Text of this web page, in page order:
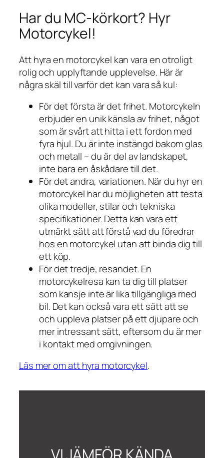
Har du MC-körkort? Hyr
Motorcykel!
Att hyra en motorcykel kan vara en otroligt
rolig och upplyftande upplevelse. Här är
några skäl till varför det kan vara så kul:
För det första är det frihet. Motorcykeln
erbjuder en unik känsla av frihet, något
som är svårt att hitta i ett fordon med
fyra hjul. Du är inte instängd bakom glas
och metall – du är del av landskapet,
inte bara en åskådare till det.
För det andra, variationen. När du hyr en
motorcykel har du möjligheten att testa
olika modeller, stilar och tekniska
specifikationer. Detta kan vara ett
utmärkt sätt att förstå vad du föredrar
hos en motorcykel utan att binda dig till
ett köp.
För det tredje, resandet. En
motorcykelresa kan ta dig till platser
som kansje inte är lika tillgängliga med
bil. Det kan också vara ett sätt att se
och uppleva platser på ett djupare och
mer intressant sätt, eftersom du är mer
i kontakt med omgivningen.
Läs mer om att hyra motorcykel.